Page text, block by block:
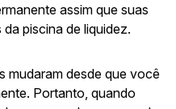
assim que suas
piscina de liquidez.
mudaram desde que você
Portanto, quando